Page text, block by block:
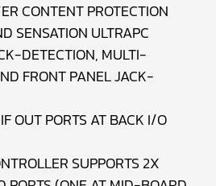
CONTENT PROTECTION
SENSATION ULTRAPC
DETECTION, MULTI-
FRONT PANEL JACK-
OUT PORTS AT BACK I/O
SUPPORTS 2X